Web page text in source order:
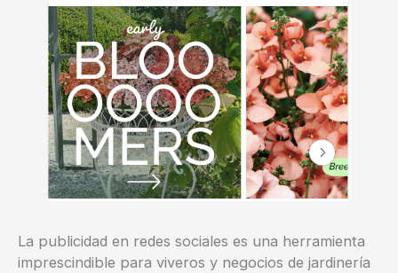
La publicidad en redes sociales es una herramienta
imprescindible para viveros y negocios de jardinería